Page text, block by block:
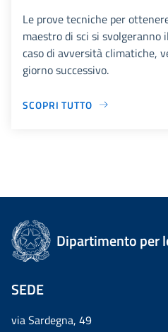
Le prove tecniche per
maestro di sci si svolgeranno
caso di avversità climatiche,
giorno successivo.
SCOPRI TUTTO
Dipartimento per
SEDE
via Sardegna, 49